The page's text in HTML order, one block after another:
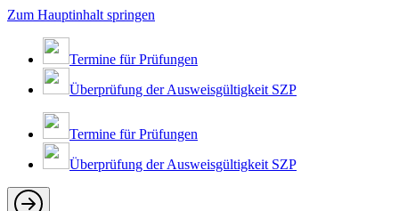
Zum Hauptinhalt springen
Termine für Prüfungen
Überprüfung der Ausweisgültigkeit SZP
Termine für Prüfungen
Überprüfung der Ausweisgültigkeit SZP